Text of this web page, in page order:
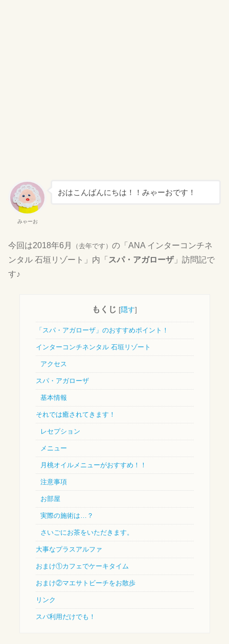
みゃーお
おはこんばんにちは！！みゃーおです！
今回は2018年6月 （去年です）の「ANA インターコンチネ
ンタル 石垣リゾート」内「スパ・アガローザ」訪問記で
す♪
もくじ [隠す]
「スパ・アガローザ」のおすすめポイント！
インターコンチネンタル 石垣リゾート
アクセス
スパ・アガローザ
基本情報
それでは癒されてきます！
レセプション
メニュー
月桃オイルメニューがおすすめ！！
注意事項
お部屋
実際の施術は…？
さいごにお茶をいただきます。
大事なプラスアルファ
おまけ①カフェでケーキタイム
おまけ②マエサトビーチをお散歩
リンク
スパ利用だけでも！